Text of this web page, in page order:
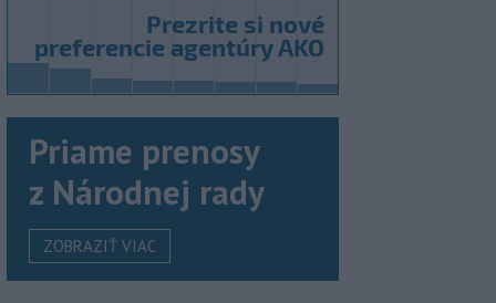
Priame prenosy
z Národnej rady
ZOBRAZIŤ VIAC